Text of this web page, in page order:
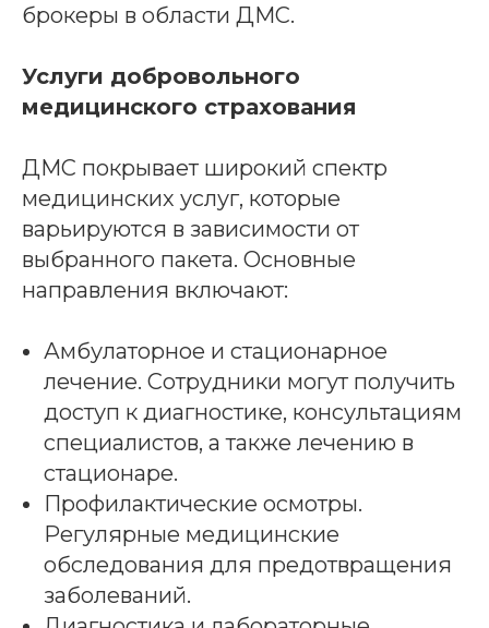
брокеры в области ДМС.
Услуги добровольного
медицинского страхования
ДМС покрывает широкий спектр
медицинских услуг, которые
варьируются в зависимости от
выбранного пакета. Основные
направления включают:
Амбулаторное и стационарное
лечение. Сотрудники могут получить
доступ к диагностике, консультациям
специалистов, а также лечению в
стационаре.
Профилактические осмотры.
Регулярные медицинские
обследования для предотвращения
заболеваний.